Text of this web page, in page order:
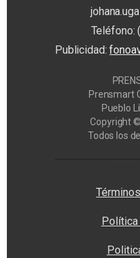
Teléfono:
Publicidad:
Prensmart
Pueblo
Copyright
Todos los
Política